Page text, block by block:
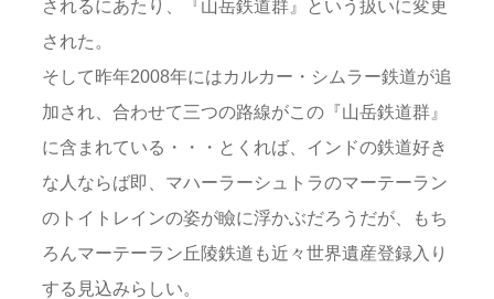
されるにあたり、『山岳鉄道群』という扱いに変更
された。
そして昨年2008年にはカルカー・シムラー鉄道が追
加され、合わせて三つの路線がこの『山岳鉄道群』
に含まれている・・・とくれば、インドの鉄道好き
な人ならば即、マハーラーシュトラのマーテーラン
のトイトレインの姿が瞼に浮かぶだろうだが、もち
ろんマーテーラン丘陵鉄道も近々世界遺産登録入り
する見込みらしい。